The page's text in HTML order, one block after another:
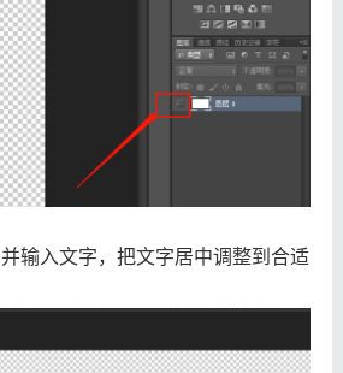
输入文字，把文字居中调整到合适